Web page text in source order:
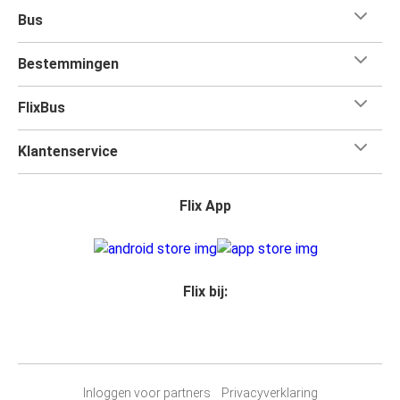
Bus
Bestemmingen
FlixBus
Klantenservice
Flix App
Flix bij:
Inloggen voor partners Privacyverklaring